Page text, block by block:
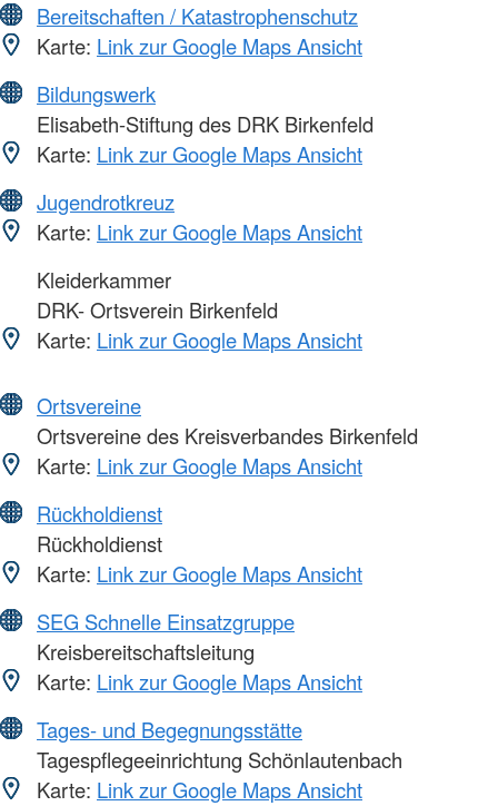
Bereitschaften / Katastrophenschutz
Karte: Link zur Google Maps Ansicht
Bildungswerk
Elisabeth-Stiftung des DRK Birkenfeld
Karte: Link zur Google Maps Ansicht
Jugendrotkreuz
Karte: Link zur Google Maps Ansicht
Kleiderkammer
DRK- Ortsverein Birkenfeld
Karte: Link zur Google Maps Ansicht
Ortsvereine
Ortsvereine des Kreisverbandes Birkenfeld
Karte: Link zur Google Maps Ansicht
Rückholdienst
Rückholdienst
Karte: Link zur Google Maps Ansicht
SEG Schnelle Einsatzgruppe
Kreisbereitschaftsleitung
Karte: Link zur Google Maps Ansicht
Tages- und Begegnungsstätte
Tagespflegeeinrichtung Schönlautenbach
Karte: Link zur Google Maps Ansicht